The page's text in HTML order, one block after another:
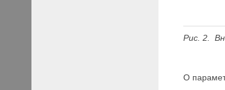
Рис. 2.
О